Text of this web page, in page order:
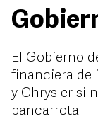
El Gobierno
financiera de
y Chrysler si
bancarrota